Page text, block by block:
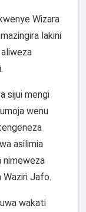
Wizara
lakini
sijui mengi
wenu
asilimia
nimeweza
Waziri Jafo.
wakati